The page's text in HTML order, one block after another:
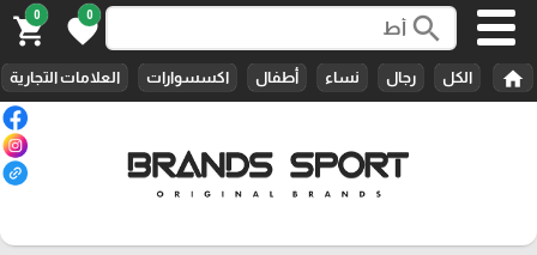
search
0
favorite
0
shopping_cart
home الكل رجال نساء أطفال اكسسوارات العلامات التجارية